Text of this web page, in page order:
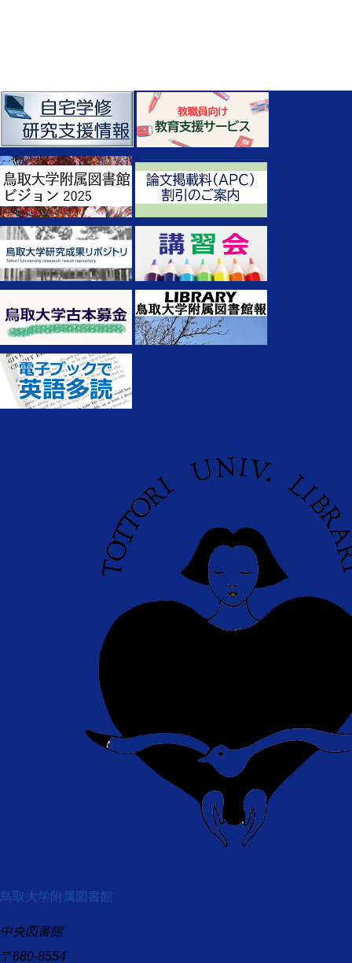
鳥取大学附属図書館
中央図書館
〒680-8554